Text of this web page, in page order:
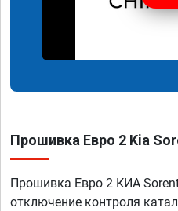
Прошивка Евро 2 Kia
Прошивка Евро 2 КИА
отключение контроля